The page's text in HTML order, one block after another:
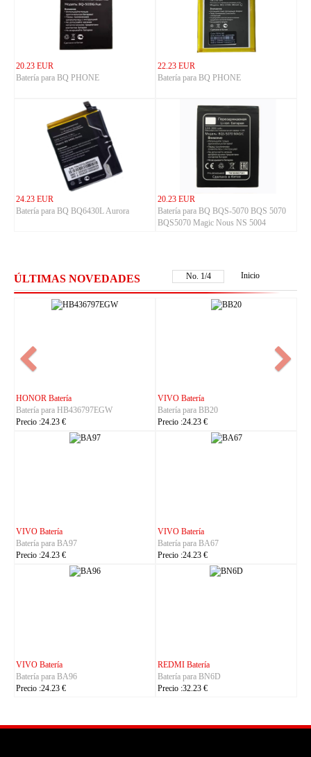
20.23 EUR
Batería para BQ PHONE
22.23 EUR
Batería para BQ PHONE
24.23 EUR
Batería para BQ BQ6430L Aurora
20.23 EUR
Batería para BQ BQS-5070 BQS 5070
BQS5070 Magic Nous NS 5004
ÚLTIMAS NOVEDADES No. 1/4 Inicio
NOKIA Batería
Batería para BL-25AA
Batería para C21P2401
Batería para Titan-P13000
Batería para LT60
Batería para C35
Batería para S7105